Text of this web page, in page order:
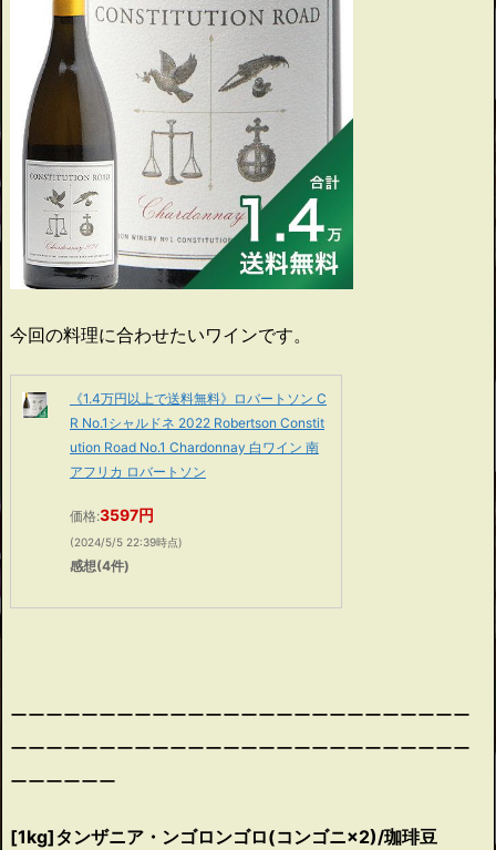
今回の料理に合わせたいワインです。
《1.4万円以上で送料無料》ロバートソン C
R No.1シャルドネ 2022 Robertson Constit
ution Road No.1 Chardonnay 白ワイン 南
アフリカ ロバートソン
価格:3597円
(2024/5/5 22:39時点)
感想(4件)
ーーーーーーーーーーーーーーーーーーーーーーーーーー
ーーーーーーーーーーーーーーーーーーーーーーーーーー
ーーーーーー
[1kg]タンザニア・ンゴロンゴロ(コンゴニ×2)/珈琲豆